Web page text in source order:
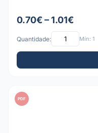
0.70€ – 1.01€
Quantidade: Mín: 1
PDF